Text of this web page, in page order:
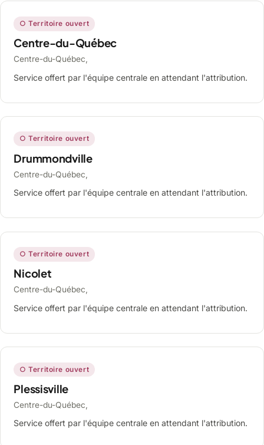
○ Territoire ouvert
Centre-du-Québec
Centre-du-Québec,
Service offert par l'équipe centrale en attendant l'attribution.
○ Territoire ouvert
Drummondville
Centre-du-Québec,
Service offert par l'équipe centrale en attendant l'attribution.
○ Territoire ouvert
Nicolet
Centre-du-Québec,
Service offert par l'équipe centrale en attendant l'attribution.
○ Territoire ouvert
Plessisville
Centre-du-Québec,
Service offert par l'équipe centrale en attendant l'attribution.